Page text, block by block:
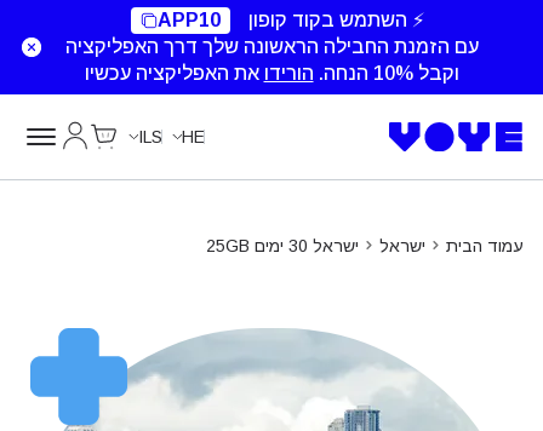
⚡ השתמש בקוד קופון
APP10
עם הזמנת החבילה הראשונה שלך דרך האפליקציה
וקבל 10% הנחה.
הורידו את האפליקציה עכשיו
HE
ILS
עמוד הבית ישראל ישראל 30 ימים 25GB